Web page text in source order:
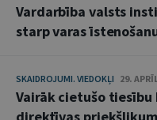
Vardarbība valsts
starp varas
SKAIDROJUMI. VIEDOKĻI 29.
Vairāk cietušo tiesību